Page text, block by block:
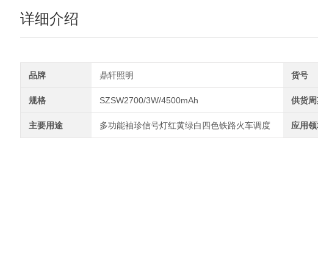
详细介绍
品牌 鼎轩照明 货号
规格 SZSW2700/3W/4500mAh 供货
主要用途 多功能袖珍信号灯红黄绿白四色铁路火车调度 应用